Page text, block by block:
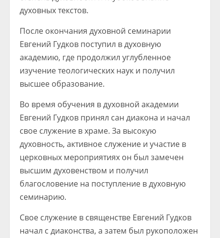
духовных текстов.
После окончания духовной семинарии
Евгений Гудков поступил в духовную
академию, где продолжил углубленное
изучение теологических наук и получил
высшее образование.
Во время обучения в духовной академии
Евгений Гудков принял сан диакона и начал
свое служение в храме. За высокую
духовность, активное служение и участие в
церковных мероприятиях он был замечен
высшим духовенством и получил
благословение на поступление в духовную
семинарию.
Свое служение в священстве Евгений Гудков
начал с диаконства, а затем был рукоположен